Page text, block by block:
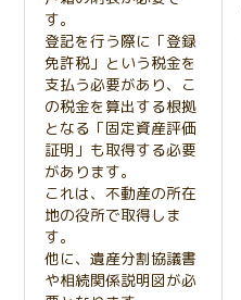
す。
登記を行う際に「登録
免許税」という税金を
支払う必要があり、こ
の税金を算出する根拠
となる「固定資産評価
証明」も取得する必要
があります。
これは、不動産の所在
地の役所で取得しま
す。
他に、遺産分割協議書
や相続関係説明図が必